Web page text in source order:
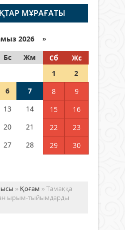
254
133
Қазақстан
дауыс бере
МҰРАҒАТЫ
2026 »
Бс Жм Сб
Жс
1
2
6 7 8
9
13 14 15
16
20 21 22
23
27 28 29
30
» Қоғам » Тамаққа
ырым-тыйымдарды